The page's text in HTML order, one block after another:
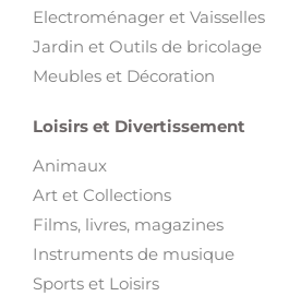
Electroménager et Vaisselles
Jardin et Outils de bricolage
Meubles et Décoration
Loisirs et Divertissement
Animaux
Art et Collections
Films, livres, magazines
Instruments de musique
Sports et Loisirs